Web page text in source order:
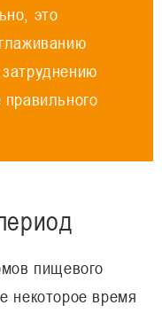
это
правильного
пищевого
некоторое время